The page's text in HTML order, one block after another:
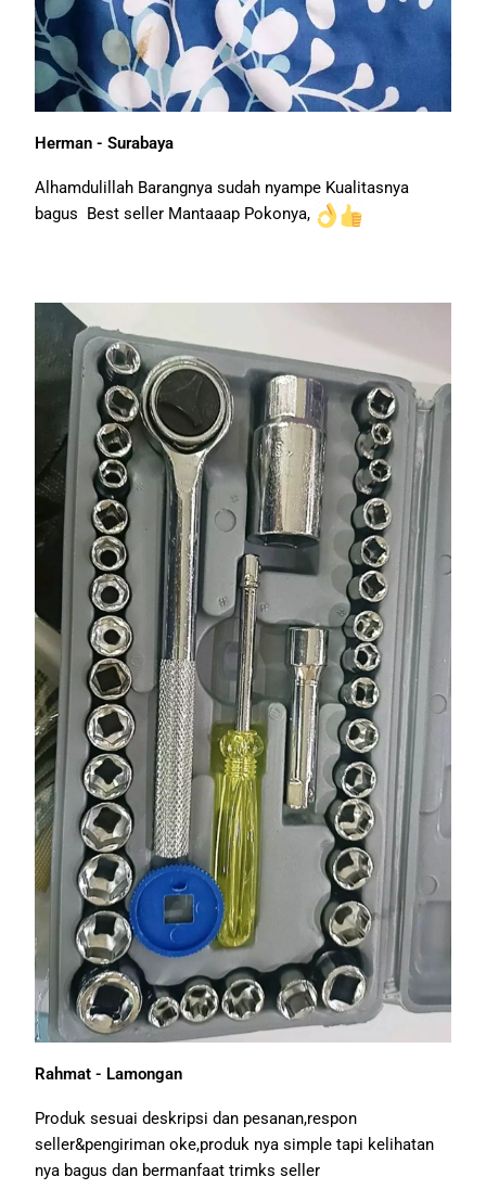
Herman - Surabaya
Alhamdulillah Barangnya sudah nyampe Kualitasnya
bagus Best seller Mantaaap Pokonya,
Rahmat - Lamongan
Produk sesuai deskripsi dan pesanan,respon
seller&pengiriman oke,produk nya simple tapi kelihatan
nya bagus dan bermanfaat trimks seller